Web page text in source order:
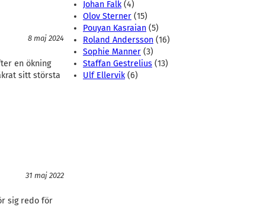
8 maj 2024
en ökning
sitt största
31 maj 2022
sig redo för
Johan Falk(4)
Olov Sterner (15)
Pouyan Kasraian (5)
Roland Andersson (16)
Sophie Manner (3)
Staffan Gestrelius (13)
Ulf Ellervik(6)